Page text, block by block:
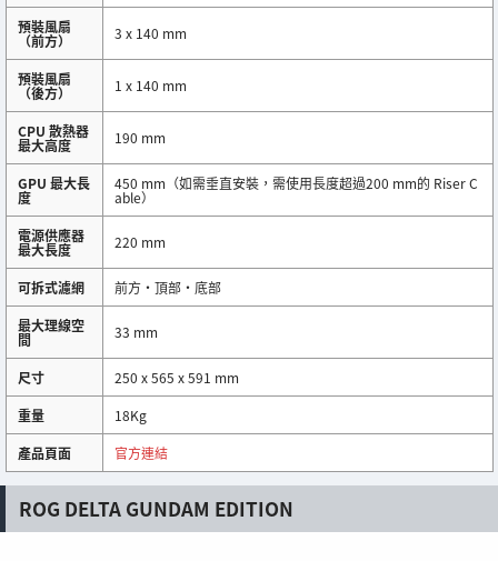
預裝風扇
（前方） 3 x 140 mm
預裝風扇
（後方） 1 x 140 mm
CPU 散熱器
最大高度 190 mm
GPU 最大長
度
450 mm（如需垂直安裝，需使用長度超過200 mm的 Riser C
able）
電源供應器
最大長度 220 mm
可拆式濾網
前方・頂部・底部
最大理線空
間 33 mm
尺寸
250 x 565 x 591 mm
重量
18Kg
產品頁面
官方連結
ROG DELTA GUNDAM EDITION